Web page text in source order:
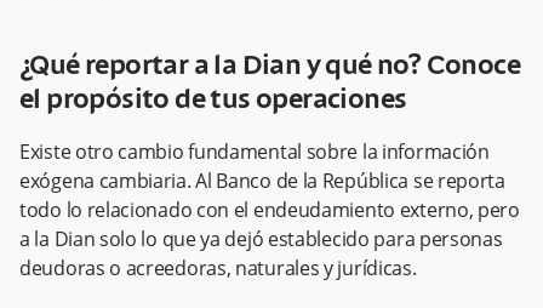
¿Qué reportar a la Dian y qué no? Conoce
el propósito de tus operaciones
Existe otro cambio fundamental sobre la información
exógena cambiaria. Al Banco de la República se reporta
todo lo relacionado con el endeudamiento externo, pero
a la Dian solo lo que ya dejó establecido para personas
deudoras o acreedoras, naturales y jurídicas.